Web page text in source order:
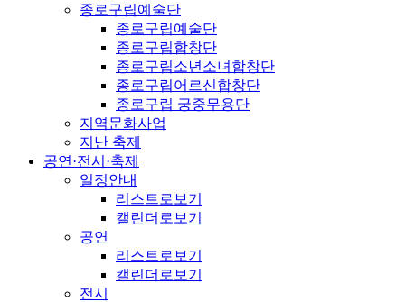
종로구립예술단
종로구립예술단
종로구립합창단
종로구립소년소녀합창단
종로구립어르신합창단
종로구립 궁중무용단
지역문화사업
지난 축제
공연·전시·축제
일정안내
리스트로보기
캘린더로보기
공연
리스트로보기
캘린더로보기
전시